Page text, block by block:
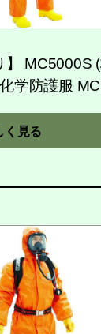
】 MC5000S
学防護服
く見る